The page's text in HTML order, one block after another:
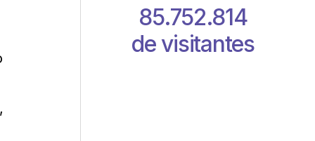
85.752.814
de visitantes